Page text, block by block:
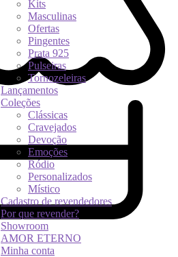
Kits
Masculinas
Ofertas
Pingentes
Prata 925
Pulseiras
Tornozeleiras
Lançamentos
Coleções
Clássicas
Cravejados
Devoção
Emoções
Ródio
Personalizados
Místico
Cadastro de revendedores
Por que revender?
Showroom
AMOR ETERNO
Minha conta